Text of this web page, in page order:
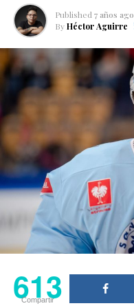
Published 7 años ago
By Héctor Aguirre
613
Compartir